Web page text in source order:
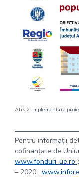
Afiș 2 implementare
Pentru informații
cofinanțate de
www.fonduri-ue.ro
– 2020 :